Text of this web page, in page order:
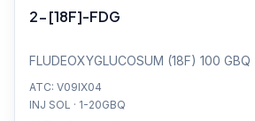
2-[18F]-FDG
FLUDEOXYGLUCOSUM (18F) 100 GBQ
ATC: V09IX04
INJ SOL · 1-20GBQ